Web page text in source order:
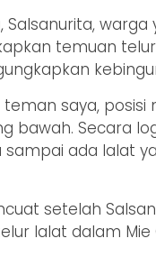
Salsanurita,
temuan
teman saya, posisi
bawah. Secara
sampai ada lalat
setelah
lalat dalam Mie